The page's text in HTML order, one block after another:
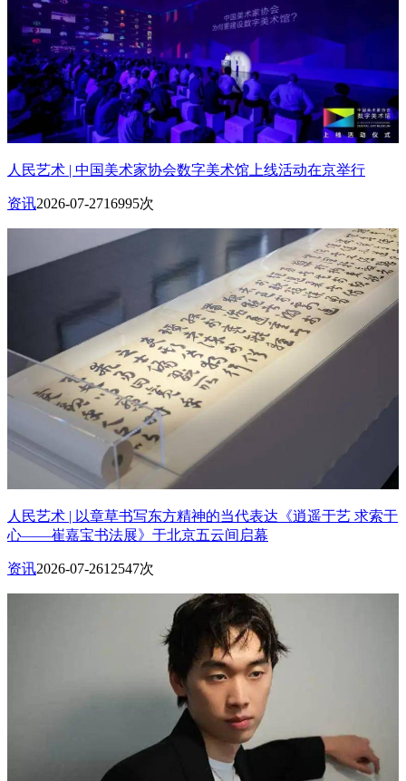
人民艺术 | 中国美术家协会数字美术馆上线活动在京举行
资讯2026-07-2716995次
人民艺术 | 以章草书写东方精神的当代表达《逍遥于艺 求索于
心——崔嘉宝书法展》于北京五云间启幕
资讯2026-07-2612547次